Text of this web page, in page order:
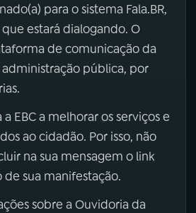
para o sistema Fala.BR,
que estará dialogando. O
de comunicação da
pública, por
EBC a melhorar os serviços e
ao cidadão. Por isso, não
na sua mensagem o link
sua manifestação.
sobre a Ouvidoria da